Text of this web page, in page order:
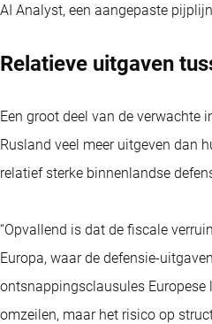
AI Analyst, een aangepaste
Relatieve uitgaven
Een groot deel van de verwachte
Rusland veel meer uitgeven dan
relatief sterke binnenlandse
“Opvallend is dat de fiscale
Europa, waar de defensie-
ontsnappingsclausules Europese
omzeilen, maar het risico op